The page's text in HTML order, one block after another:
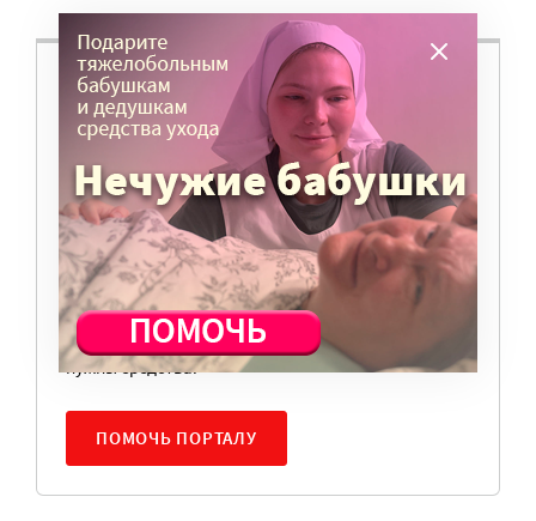
ВАМ ВАЖНО, ЧТОБЫ РАЗГОВОР НА ЭТУ
ТЕМУ ПРОДОЛЖИЛСЯ? ПОДДЕРЖИТЕ
ПОРТАЛ!
Мы просим подписаться на небольшой, но
регулярный платеж в пользу нашего сайта.
Милосердие.ru работает благодаря добровольным
пожертвованиям наших читателей. На
командировки, съемки, зарплаты редакторов,
журналистов и техническую поддержку сайта
нужны средства.
ПОМОЧЬ ПОРТАЛУ